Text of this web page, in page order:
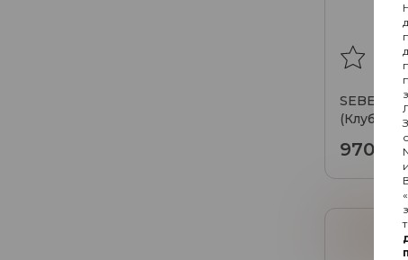
SEBERO
970₽